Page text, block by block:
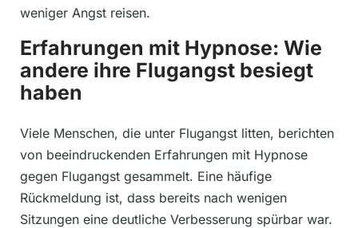
weniger Angst reisen.
Erfahrungen mit Hypnose: Wie
andere ihre Flugangst besiegt
haben
Viele Menschen, die unter Flugangst litten, berichten
von beeindruckenden Erfahrungen mit Hypnose
gegen Flugangst gesammelt. Eine häufige
Rückmeldung ist, dass bereits nach wenigen
Sitzungen eine deutliche Verbesserung spürbar war.